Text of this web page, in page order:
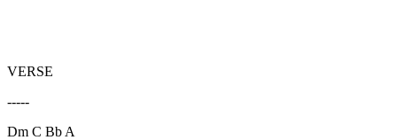
VERSE
-----
Dm C Bb A